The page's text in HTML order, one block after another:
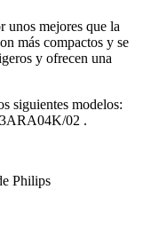
unos mejores que la
más compactos y se
y ofrecen una
siguientes modelos:
02 .
Philips